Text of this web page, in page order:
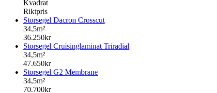
Kvadrat
Riktpris
Storsegel Dacron Crosscut
34,5m²
36.250kr
Storsegel Cruisinglaminat Triradial
34,5m²
47.650kr
Storsegel G2 Membrane
34,5m²
70.700kr